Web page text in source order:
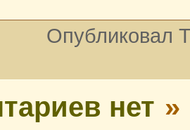
Опубликовал
нет »